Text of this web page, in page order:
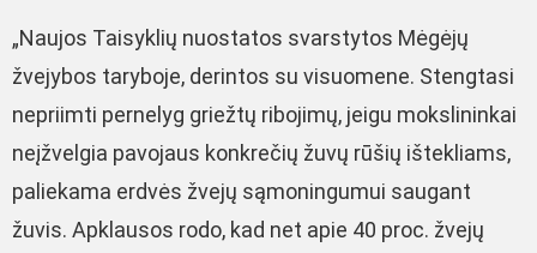
„Naujos Taisyklių nuostatos svarstytos Mėgėjų
žvejybos taryboje, derintos su visuomene. Stengtasi
nepriimti pernelyg griežtų ribojimų, jeigu mokslininkai
neįžvelgia pavojaus konkrečių žuvų rūšių ištekliams,
paliekama erdvės žvejų sąmoningumui saugant
žuvis. Apklausos rodo, kad net apie 40 proc. žvejų